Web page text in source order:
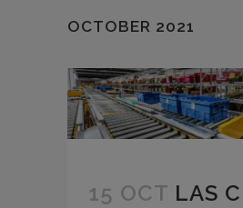
OCTOBER 2021
15 OCT LAS